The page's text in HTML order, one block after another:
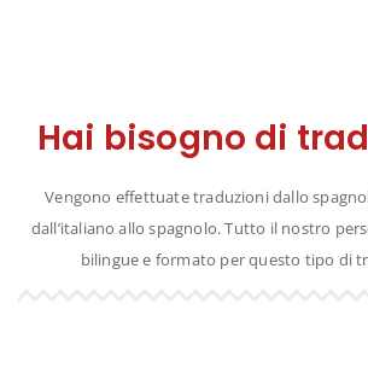
Hai bisogno di
Vengono effettuate traduzioni dallo
dall’italiano allo spagnolo. Tutto il nostro
bilingue e formato per questo tipo di